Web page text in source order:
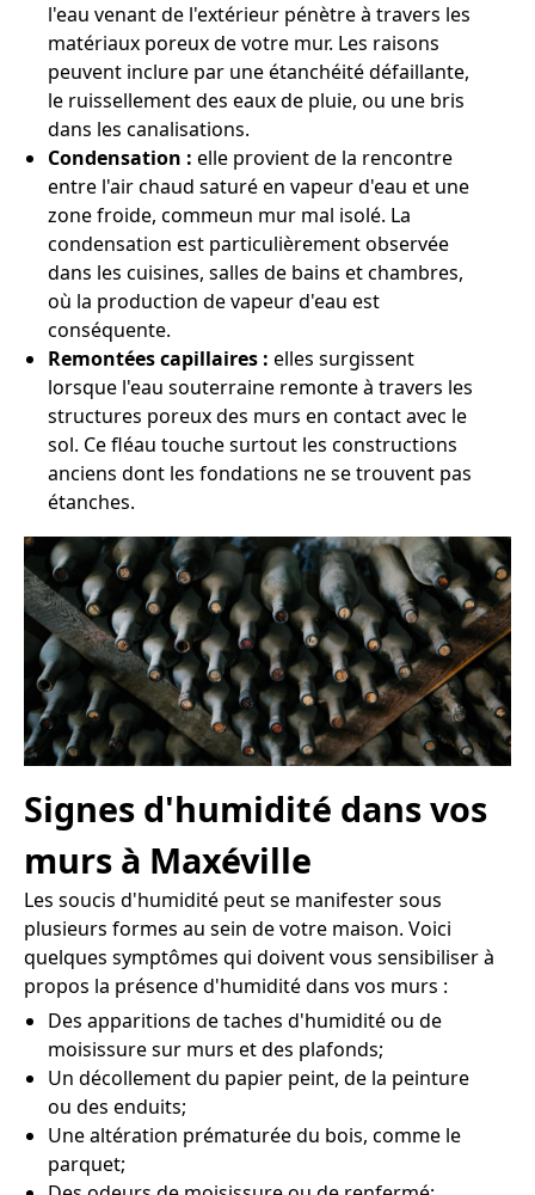
l'eau venant de l'extérieur pénètre à travers les
matériaux poreux de votre mur. Les raisons
peuvent inclure par une étanchéité défaillante,
le ruissellement des eaux de pluie, ou une bris
dans les canalisations.
Condensation : elle provient de la rencontre
entre l'air chaud saturé en vapeur d'eau et une
zone froide, commeun mur mal isolé. La
condensation est particulièrement observée
dans les cuisines, salles de bains et chambres,
où la production de vapeur d'eau est
conséquente.
Remontées capillaires : elles surgissent
lorsque l'eau souterraine remonte à travers les
structures poreux des murs en contact avec le
sol. Ce fléau touche surtout les constructions
anciens dont les fondations ne se trouvent pas
étanches.
Signes d'humidité dans vos
murs à Maxéville
Les soucis d'humidité peut se manifester sous
plusieurs formes au sein de votre maison. Voici
quelques symptômes qui doivent vous sensibiliser à
propos la présence d'humidité dans vos murs :
Des apparitions de taches d'humidité ou de
moisissure sur murs et des plafonds;
Un décollement du papier peint, de la peinture
ou des enduits;
Une altération prématurée du bois, comme le
parquet;